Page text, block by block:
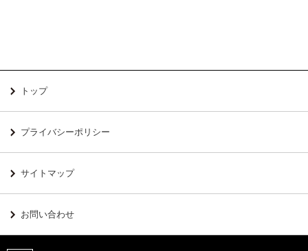
トップ
プライバシーポリシー
サイトマップ
お問い合わせ